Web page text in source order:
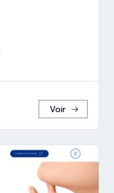
Voir